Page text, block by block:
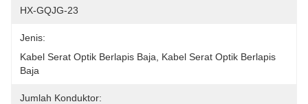
HX-GQJG-23
Jenis:
Kabel Serat Optik Berlapis Baja, Kabel Serat Optik Berlapis
Baja
Jumlah Konduktor: